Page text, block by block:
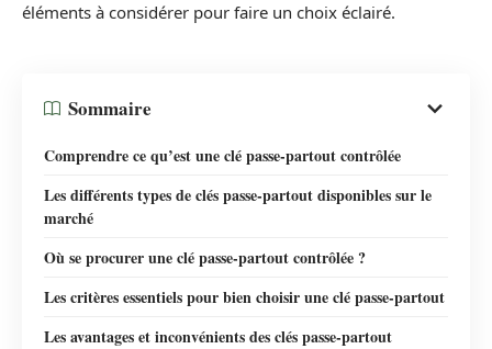
éléments à considérer pour faire un choix éclairé.
Sommaire
Comprendre ce qu’est une clé passe-partout contrôlée
Les différents types de clés passe-partout disponibles sur le
marché
Où se procurer une clé passe-partout contrôlée ?
Les critères essentiels pour bien choisir une clé passe-partout
Les avantages et inconvénients des clés passe-partout